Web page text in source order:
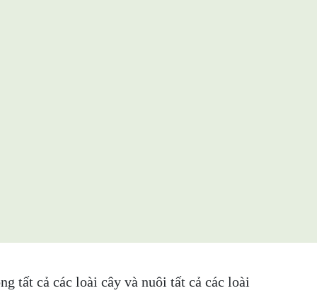
tất cả các loài cây và nuôi tất cả các loài